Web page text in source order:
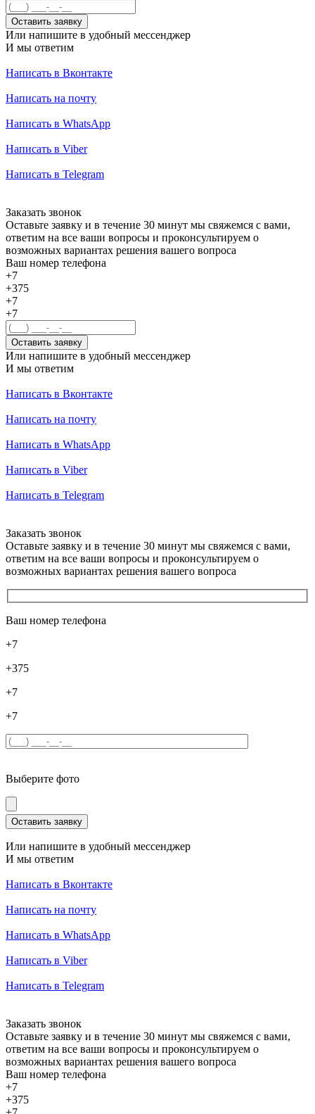
Оставить заявку
Или напишите в удобный мессенджер
И мы ответим
Написать в Вконтакте
Написать на почту
Написать в WhatsApp
Написать в Viber
Написать в Telegram
Заказать звонок
Оставьте заявку и в течение 30 минут мы свяжемся с вами,
ответим на все ваши вопросы и проконсультируем о
возможных вариантах решения вашего вопроса
Ваш номер телефона
+7
+375
+7
+7
Оставить заявку
Или напишите в удобный мессенджер
И мы ответим
Написать в Вконтакте
Написать на почту
Написать в WhatsApp
Написать в Viber
Написать в Telegram
Заказать звонок
Оставьте заявку и в течение 30 минут мы свяжемся с вами,
ответим на все ваши вопросы и проконсультируем о
возможных вариантах решения вашего вопроса
Ваш номер телефона
+7
+375
+7
+7
Выберите фото
Оставить заявку
Или напишите в удобный мессенджер
И мы ответим
Написать в Вконтакте
Написать на почту
Написать в WhatsApp
Написать в Viber
Написать в Telegram
Заказать звонок
Оставьте заявку и в течение 30 минут мы свяжемся с вами,
ответим на все ваши вопросы и проконсультируем о
возможных вариантах решения вашего вопроса
Ваш номер телефона
+7
+375